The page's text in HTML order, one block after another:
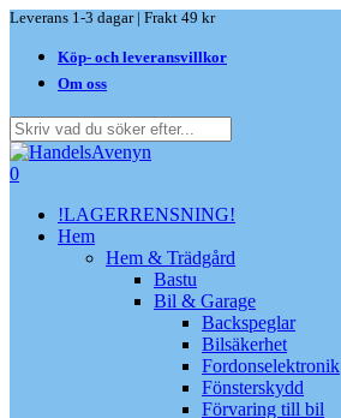
Skip
main
content
Leverans 1-3 dagar | Frakt 49 kr
Köp- och leveransvillkor
Om oss
Close
Search
search
0
!LAGERRENSNING!
Hem
Hem & Trädgård
Bastu
Bil & Garage
Backspeglar
Bilsäkerhet
Fordonselektronik
Fönsterskydd
Förvaring till bil